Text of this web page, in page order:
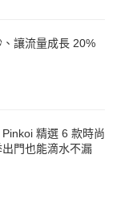
、讓流量成長 20%
精選 6 款時尚
門也能滴水不漏